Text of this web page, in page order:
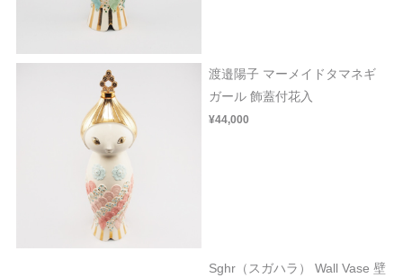
渡邉陽子 マーメイドタマネギ
ガール 飾蓋付花入
¥44,000
Sghr（スガハラ） Wall Vase 壁